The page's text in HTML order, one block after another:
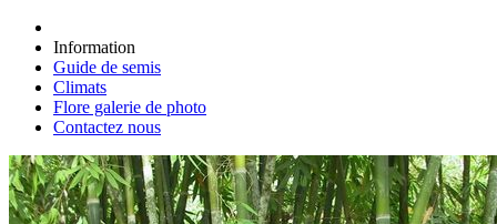
Information
Guide de semis
Climats
Flore galerie de photo
Contactez nous